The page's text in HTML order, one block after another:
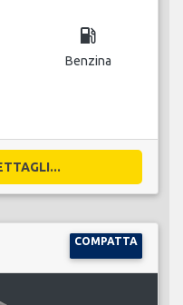
local_gas_station
Benzina
COMPATTA